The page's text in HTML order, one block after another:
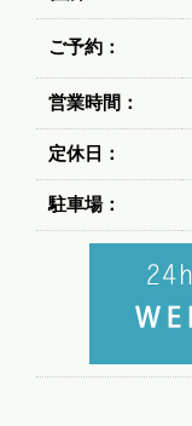
ご予約：
営業時間：
定休日：
駐車場：